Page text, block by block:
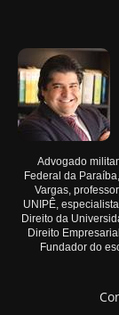
Advogado
Federal da
Vargas,
UNIPÊ,
Direito da
Direito
Fundador do